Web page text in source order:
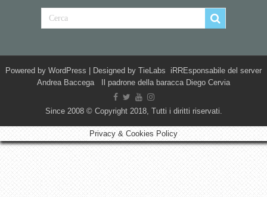
Powered by WordPress | Designed by TieLabs iRREsponsabile del server
Andrea Baccega Il padrone della baracca Diego Cervia
Since 2008 © Copyright 2018, Tutti i diritti riservati.
Privacy & Cookies Policy